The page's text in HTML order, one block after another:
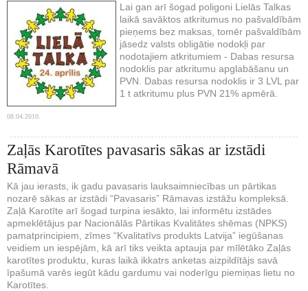
Lai gan arī šogad poligoni Lielās Talkas
laikā savāktos atkritumus no pašvaldībām
pieņems bez maksas, tomēr pašvaldībām
jāsedz valsts obligātie nodokļi par
nodotajiem atkritumiem - Dabas resursa
nodoklis par atkritumu apglabāšanu un
PVN. Dabas resursa nodoklis ir 3 LVL par
1 t atkritumu plus PVN 21% apmērā.
08.04.2010.
Zaļās Karotītes pavasaris sākas ar izstādi
Rāmavā
Kā jau ierasts, ik gadu pavasaris lauksaimniecības un pārtikas
nozarē sākas ar izstādi “Pavasaris” Rāmavas izstāžu kompleksā.
Zaļā Karotīte arī šogad turpina iesākto, lai informētu izstādes
apmeklētājus par Nacionālās Pārtikas Kvalitātes shēmas (NPKS)
pamatprincipiem, zīmes “Kvalitatīvs produkts Latvija” iegūšanas
veidiem un iespējām, kā arī tiks veikta aptauja par mīlētāko Zaļās
karotītes produktu, kuras laikā ikkatrs anketas aizpildītājs savā
īpašumā varēs iegūt kādu gardumu vai noderīgu piemiņas lietu no
Karotītes.